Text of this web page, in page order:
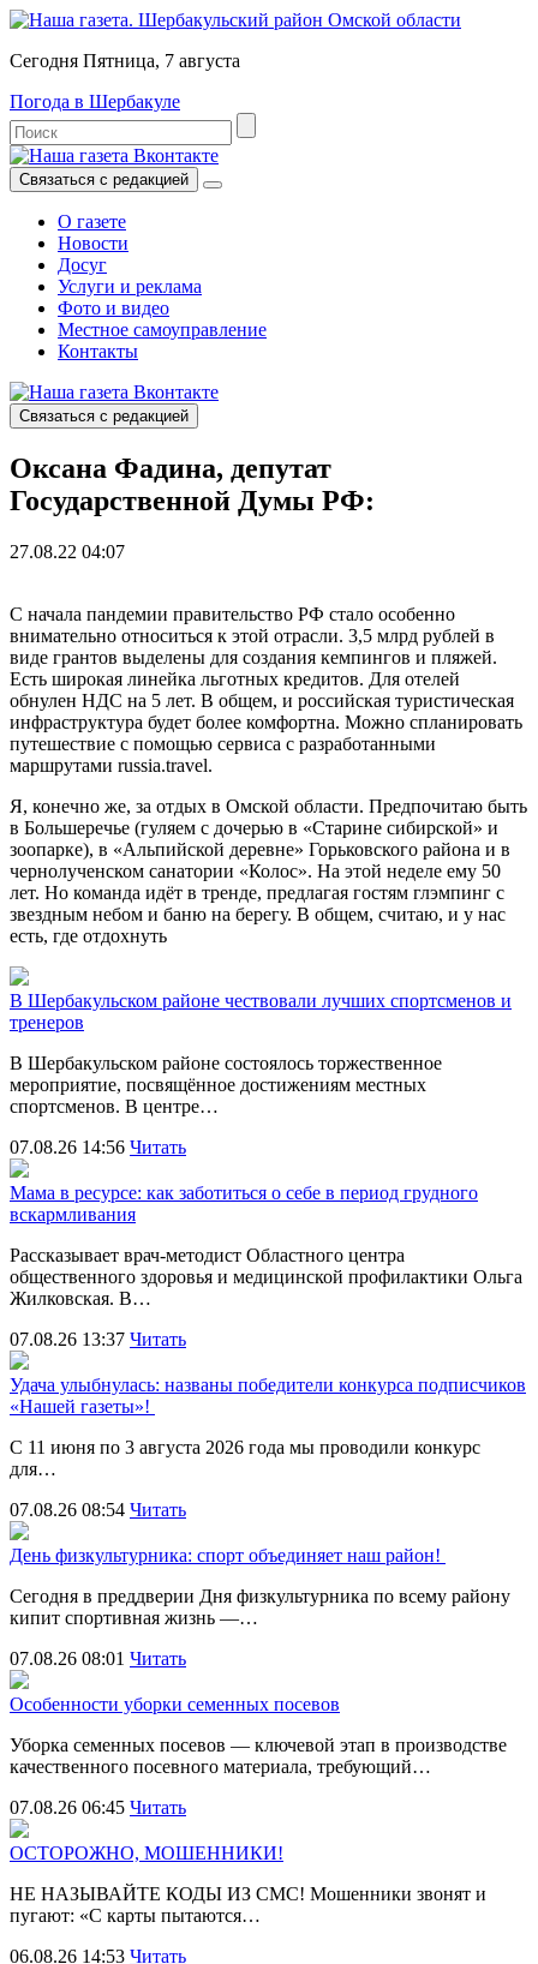
Сегодня Пятница, 7 августа
Погода в Шербакуле
Связаться с редакцией
О газете
Новости
Досуг
Услуги и реклама
Фото и видео
Местное самоуправление
Контакты
Связаться с редакцией
Оксана Фадина, депутат
Государственной Думы РФ:
27.08.22 04:07
С начала пандемии правительство РФ стало особенно
внимательно относиться к этой отрасли. 3,5 млрд рублей в
виде грантов выделены для создания кемпингов и пляжей.
Есть широкая линейка льготных кредитов. Для отелей
обнулен НДС на 5 лет. В общем, и российская туристическая
инфраструктура будет более комфортна. Можно спланировать
путешествие с помощью сервиса с разработанными
маршрутами russia.travel.
Я, конечно же, за отдых в Омской области. Предпочитаю быть
в Большеречье (гуляем с дочерью в «Старине сибирской» и
зоопарке), в «Альпийской деревне» Горьковского района и в
чернолученском санатории «Колос». На этой неделе ему 50
лет. Но команда идёт в тренде, предлагая гостям глэмпинг с
звездным небом и баню на берегу. В общем, считаю, и у нас
есть, где отдохнуть
В Шербакульском районе чествовали лучших спортсменов и
тренеров
В Шербакульском районе состоялось торжественное
мероприятие, посвящённое достижениям местных
спортсменов. В центре…
07.08.26 14:56 Читать
Мама в ресурсе: как заботиться о себе в период грудного
вскармливания
Рассказывает врач-методист Областного центра
общественного здоровья и медицинской профилактики Ольга
Жилковская. В…
07.08.26 13:37 Читать
Удача улыбнулась: названы победители конкурса подписчиков
«Нашей газеты»!
С 11 июня по 3 августа 2026 года мы проводили конкурс
для…
07.08.26 08:54 Читать
День физкультурника: спорт объединяет наш район!
Сегодня в преддверии Дня физкультурника по всему району
кипит спортивная жизнь —…
07.08.26 08:01 Читать
Особенности уборки семенных посевов
Уборка семенных посевов — ключевой этап в производстве
качественного посевного материала, требующий…
07.08.26 06:45 Читать
ОСТОРОЖНО, МОШЕННИКИ!
НЕ НАЗЫВАЙТЕ КОДЫ ИЗ СМС! Мошенники звонят и
пугают: «С карты пытаются…
06.08.26 14:53 Читать